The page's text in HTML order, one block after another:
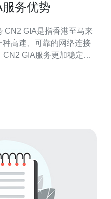
务优势
高速、可靠的网络连接
GIA服务更加稳定，
用直连网络，可以提供